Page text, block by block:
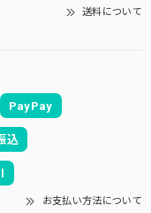
送料について
PayPay
込
お支払い方法について